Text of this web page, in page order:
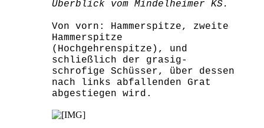
Überblick vom Mindelheimer KS.
Von vorn: Hammerspitze, zweite
Hammerspitze
(Hochgehrenspitze), und
schließlich der grasig-
schrofige Schüsser, über dessen
nach links abfallenden Grat
abgestiegen wird.